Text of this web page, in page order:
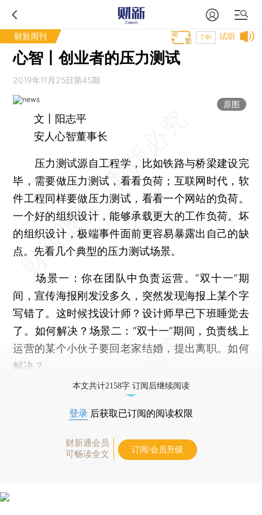
财新周刊 试听
T中
心智丨创业者的压力测试
2019年11月25日第45期
原图
文丨阳志平
安人心智董事长
压力测试源自工程学，比如铁路与桥梁建设完
毕，需要做压力测试，看看负荷；互联网时代，软
件工程同样要做压力测试，看看一个网站的负荷。
一个好的组织设计，能够承载更大的工作负荷。坏
的组织设计，极端事件面前更容易暴露出自己的缺
点。先看几个典型的压力测试场景。
场景一：你在团队中负责运营。“双十一”期
间，宣传海报刚发没多久，突然发现海报上某个字
写错了。这时候找设计师？设计师早已下班睡觉去
了。如何解决？场景二：“双十一”期间，负责线上
运营的某个小伙子要回老家结婚，提出离职。如何
解决？
本文共计2158字 订阅后继续阅读
登录 后获取已订阅的阅读权限
财新通会员
可畅读全文
订阅/会员升级